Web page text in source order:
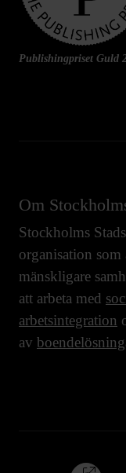
Publishingpriset Guld
Om
Stockholms
organisation som
mänskligare
att arbeta med
arbetsintegration
av